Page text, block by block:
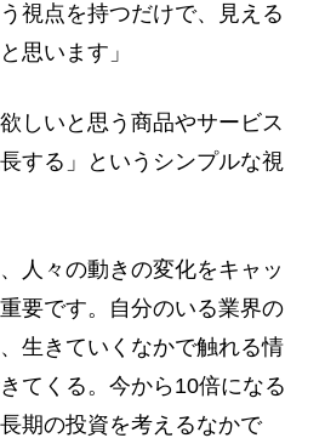
視点を持つだけで、見える
思います」
しいと思う商品やサービス
する」というシンプルな視
人々の動きの変化をキャッ
要です。自分のいる業界の
生きていくなかで触れる情
てくる。今から10倍になる
期の投資を考えるなかで